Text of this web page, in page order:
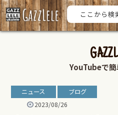
YouTubeで
ニュース
ブログ
2023/08/26